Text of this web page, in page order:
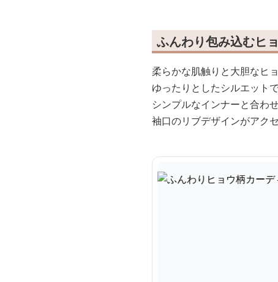
ふんわり包み込むヒ
柔らかな肌触りと大胆なヒ
ゆったりとしたシルエット
シンプルなインナーと合わ
袖口のリブデザインがアク